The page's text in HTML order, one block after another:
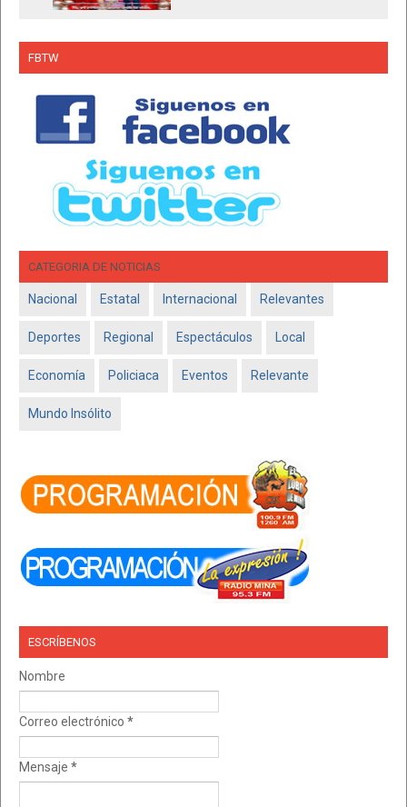
FBTW
CATEGORIA DE NOTICIAS
Nacional Estatal Internacional Relevantes
Deportes Regional Espectáculos Local
Economía Policiaca Eventos Relevante
Mundo Insólito
ESCRÍBENOS
Nombre
Correo electrónico *
Mensaje *